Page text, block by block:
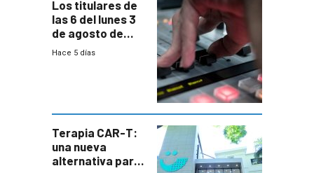
Los titulares de
las 6 del lunes 3
de agosto de
2026
Hace 5 días
Terapia CAR-T:
una nueva
alternativa para